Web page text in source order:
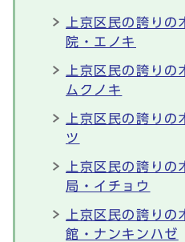
上京区民の誇り
院・エノキ
上京区民の誇りの
ムクノキ
上京区民の誇り
ツ
上京区民の誇り
局・イチョウ
上京区民の誇り
館・ナンキンハゼ